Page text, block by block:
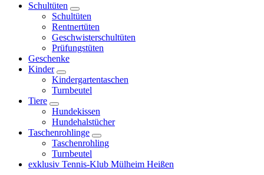
Schultüten
Schultüten
Rentnertüten
Geschwisterschultüten
Prüfungstüten
Geschenke
Kinder
Kindergartentaschen
Turnbeutel
Tiere
Hundekissen
Hundehalstücher
Taschenrohlinge
Taschenrohling
Turnbeutel
exklusiv Tennis-Klub Mülheim Heißen